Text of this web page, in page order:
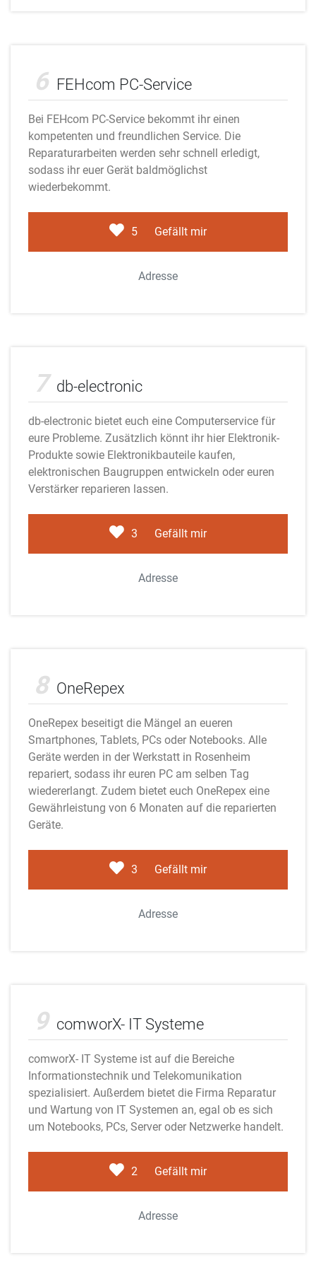
6 FEHcom PC-Service
Bei FEHcom PC-Service bekommt ihr einen
kompetenten und freundlichen Service. Die
Reparaturarbeiten werden sehr schnell erledigt,
sodass ihr euer Gerät baldmöglichst
wiederbekommt.
5 Gefällt mir
Adresse
7 db-electronic
db-electronic bietet euch eine Computerservice für
eure Probleme. Zusätzlich könnt ihr hier Elektronik-
Produkte sowie Elektronikbauteile kaufen,
elektronischen Baugruppen entwickeln oder euren
Verstärker reparieren lassen.
3 Gefällt mir
Adresse
8 OneRepex
OneRepex beseitigt die Mängel an eueren
Smartphones, Tablets, PCs oder Notebooks. Alle
Geräte werden in der Werkstatt in Rosenheim
repariert, sodass ihr euren PC am selben Tag
wiedererlangt. Zudem bietet euch OneRepex eine
Gewährleistung von 6 Monaten auf die reparierten
Geräte.
3 Gefällt mir
Adresse
9 comworX- IT Systeme
comworX- IT Systeme ist auf die Bereiche
Informationstechnik und Telekomunikation
spezialisiert. Außerdem bietet die Firma Reparatur
und Wartung von IT Systemen an, egal ob es sich
um Notebooks, PCs, Server oder Netzwerke handelt.
2 Gefällt mir
Adresse